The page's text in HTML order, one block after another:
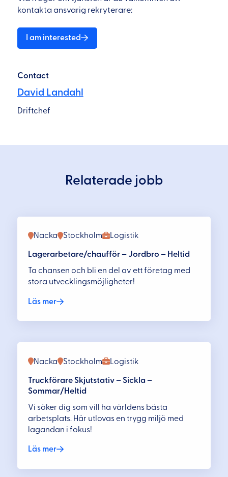
kontakta ansvarig rekryterare:
I am interested
Contact
David Landahl
Driftchef
Relaterade jobb
Logistik
Nacka Stockholm
Lagerarbetare/chaufför – Jordbro – Heltid
Ta chansen och bli en del av ett företag med
stora utvecklingsmöjligheter!
Läs mer
Logistik
Nacka Stockholm
Truckförare Skjutstativ – Sickla –
Sommar/Heltid
Vi söker dig som vill ha världens bästa
arbetsplats. Här utlovas en trygg miljö med
lagandan i fokus!
Läs mer